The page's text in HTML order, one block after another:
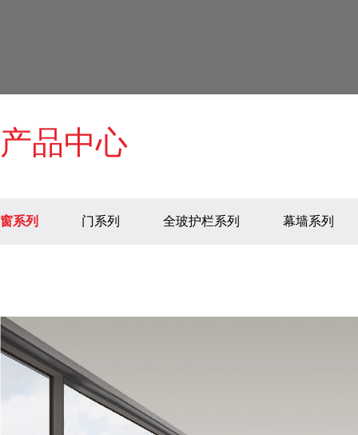
产品中心
窗系列 门系列 全玻护栏系列 幕墙系列